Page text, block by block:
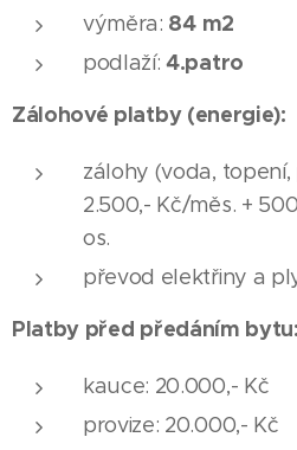
výměra: 84m2
podlaží:4.patro
Zálohové platby (energie):
zálohy (voda,
2.500,- Kč/měs. +
os.
převod elektřiny a
Platby před předáním bytu:
kauce: 20.000,- Kč
provize: 20.000,- Kč